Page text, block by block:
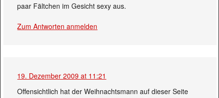
paar Fältchen im Gesicht sexy aus.
Zum Antworten anmelden
19. Dezember 2009 at 11:21
Offensichtlich hat der Weihnachtsmann auf dieser Seite